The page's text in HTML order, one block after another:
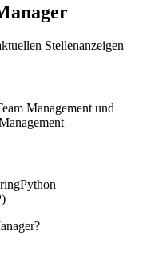
Stellenanzeigen
Management und
Python